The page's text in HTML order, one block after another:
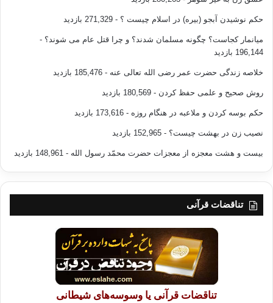
مسئوليت خود عمل ننموده، به صورتي که روان وقلب او را تحت تأثير قرار
دهد او را نصيحت نمايد. و براي مثال:”موضوعاتي را که در راستاي تشويق و
ترسانيدن انسان در شريعت آمده صادقانه و با خلوص نيت و در خلوت براي او
سختي با او سخن بگويد، و در صورتي که اين روش هم کارگر نيافتاد، – چنانچه
گناه و انحراف واسباب انحراف ديگران را فراهم نمايد – لازم است، حکومت و
7. چنانچه انسان نصيحت گر نتوانست عملا از کارهاي ناپسند ديگران جلو
گيري کند واندرز و نصيحت کلامي هم کارگر نبود، واز طرف ديگر، اگر اقدام به
قابل تحمل در معرض خطر قرار مي گرفت و توانايي صبر و تحمل آن را
نداشت، به مخالفت و ناخوشايند دانستن قلبي و دروني اکتفاء نمايد،زيرا
نمود عملا آن را تغيير دهد، و چنانچه نتوانست با کلام با آن به مخالفت بر
خيزد و در غير اينصورت با قلب خود آن را ناپسند شمارد”.
——————————————–
مولف: ابوبكر جابر الجزايري
مترجم: عبدالعزيزسليمي
انتشارات : نشر احسان
حکم نوشیدن آبجو (بیره) در اسلام چیست ؟ - 271,329 بازدید
میانمار کجاست؟ چگونه مسلمان شدند؟ و چرا قتل عام می شوند؟ -
196,144 بازدید
خلاصه زندگی حضرت عمر رضی الله تعالی عنه - 185,476 بازدید
روش صحیح و علمی حفظ کردن - 180,569 بازدید
حکم بوسه کردن و ملاعبه در هنگام روزه - 173,616 بازدید
نصیب زن در بهشت چیست؟ - 152,965 بازدید
بیست و هشت معجزه از معجزات حضرت محمّد رسول الله - 148,961 بازدید
تناقضات قرآنی
تناقضات قرآنی یا وسوسه‌های شیطانی